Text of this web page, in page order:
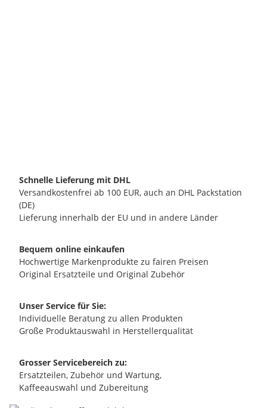
Schnelle Lieferung mit DHL
Versandkostenfrei ab 100 EUR, auch an DHL Packstation
(DE)
Lieferung innerhalb der EU und in andere Länder
Bequem online einkaufen
Hochwertige Markenprodukte zu fairen Preisen
Original Ersatzteile und Original Zubehör
Unser Service für Sie:
Individuelle Beratung zu allen Produkten
Große Produktauswahl in Herstellerqualität
Grosser Servicebereich zu:
Ersatzteilen, Zubehör und Wartung,
Kaffeeauswahl und Zubereitung